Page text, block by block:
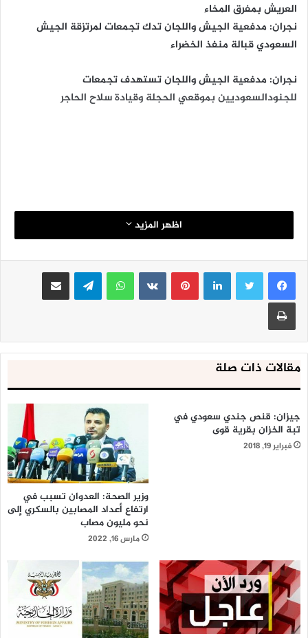
العريش بمفرق المخاء
نجران: مدفعية الجيش واللجان تدك تجمعات لمرتزقة الجيش
السعودي قبالة منفذ الخضراء
نجران: مدفعية الجيش واللجان تستهدف تجمعات
للجنودالسعوديين بموقعي الحجلة وقيادة سلاح الحاجر
اظهر المزيد
لينكدإنبينتيريست واتساب تيلقرام مشاركة عبر البريد
طباعة
مقالات ذات صلة
جيزان: قنص جندي سعودي في
تبة الخزان بقرية قوى
فبراير 19, 2018
وزير الصحة: العدوان تسبب في
ارتفاع أعداد المصابين بالسكري إلى
نحو مليون مصاب
مارس 16, 2022